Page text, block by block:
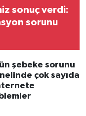
sonuç verdi:
sorunu
şebeke sorunu
çok sayıda